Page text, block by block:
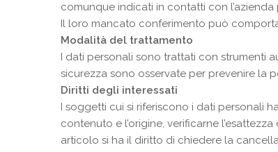
comunque indicati in contatti con
Il loro mancato conferimento può
Modalità del trattamento
I dati personali sono trattati con strumenti
sicurezza sono osservate per prevenire la
Diritti degli interessati
I soggetti cui si riferiscono i dati personali
contenuto e l’origine, verificarne
articolo si ha il diritto di chiedere la